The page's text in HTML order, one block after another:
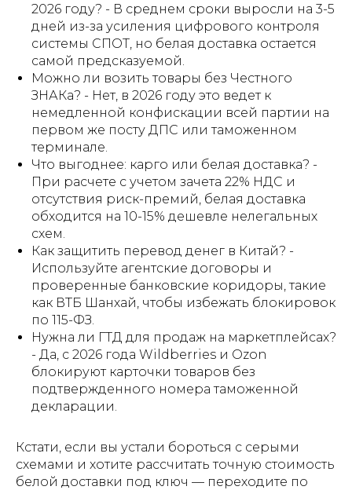
2026 году? - В среднем сроки выросли на 3-5
дней из-за усиления цифрового контроля
системы СПОТ, но белая доставка остается
самой предсказуемой.
Можно ли возить товары без Честного
ЗНАКа? - Нет, в 2026 году это ведет к
немедленной конфискации всей партии на
первом же посту ДПС или таможенном
терминале.
Что выгоднее: карго или белая доставка? -
При расчете с учетом зачета 22% НДС и
отсутствия риск-премий, белая доставка
обходится на 10-15% дешевле нелегальных
схем.
Как защитить перевод денег в Китай? -
Используйте агентские договоры и
проверенные банковские коридоры, такие
как ВТБ Шанхай, чтобы избежать блокировок
по 115-ФЗ.
Нужна ли ГТД для продаж на маркетплейсах?
- Да, с 2026 года Wildberries и Ozon
блокируют карточки товаров без
подтвержденного номера таможенной
декларации.
Кстати, если вы устали бороться с серыми
схемами и хотите рассчитать точную стоимость
белой доставки под ключ — переходите по